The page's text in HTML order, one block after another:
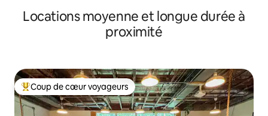
Locations moyenne et longue durée à
proximité
Coups de cœur voyageurs les plus appréciés
Coup de cœur voyageurs